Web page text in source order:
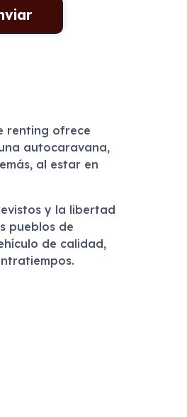
renting ofrece
autocaravana,
al estar en
y la libertad
pueblos de
de calidad,